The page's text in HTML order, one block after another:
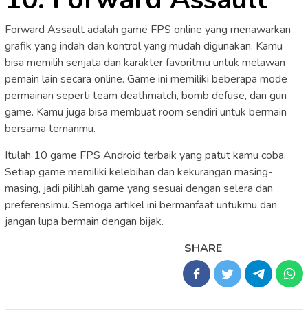
Forward Assault adalah game FPS online yang menawarkan
grafik yang indah dan kontrol yang mudah digunakan. Kamu
bisa memilih senjata dan karakter favoritmu untuk melawan
pemain lain secara online. Game ini memiliki beberapa mode
permainan seperti team deathmatch, bomb defuse, dan gun
game. Kamu juga bisa membuat room sendiri untuk bermain
bersama temanmu.
Itulah 10 game FPS Android terbaik yang patut kamu coba.
Setiap game memiliki kelebihan dan kekurangan masing-
masing, jadi pilihlah game yang sesuai dengan selera dan
preferensimu. Semoga artikel ini bermanfaat untukmu dan
jangan lupa bermain dengan bijak.
SHARE